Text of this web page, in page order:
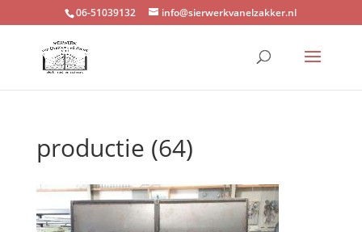
06-51039132 info@sierwerkvanelzakker.nl
productie (64)